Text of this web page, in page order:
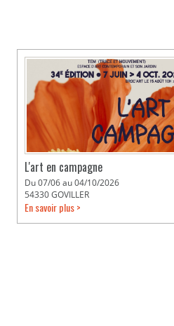
L'art en campagne
Du 07/06 au 04/10/2026
54330 GOVILLER
En savoir plus >